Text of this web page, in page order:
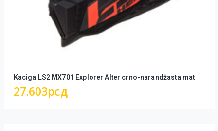
Kaciga LS2 MX701 Explorer Alter crno-narandžasta mat
27.603рсд